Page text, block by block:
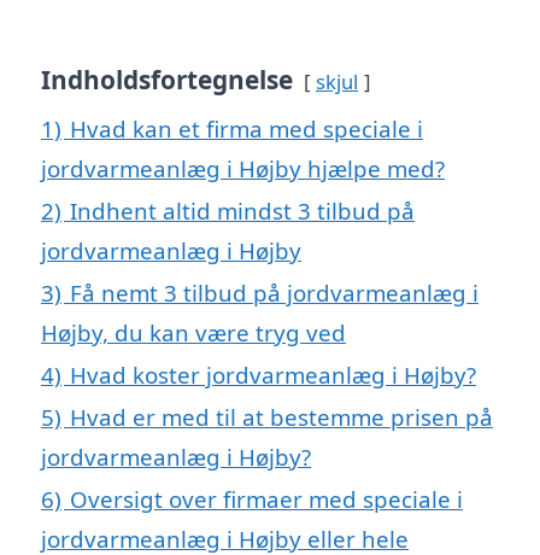
Indholdsfortegnelse skjul
1) Hvad kan et firma med speciale i
jordvarmeanlæg i Højby hjælpe med?
2) Indhent altid mindst 3 tilbud på
jordvarmeanlæg i Højby
3) Få nemt 3 tilbud på jordvarmeanlæg i
Højby, du kan være tryg ved
4) Hvad koster jordvarmeanlæg i Højby?
5) Hvad er med til at bestemme prisen på
jordvarmeanlæg i Højby?
6) Oversigt over firmaer med speciale i
jordvarmeanlæg i Højby eller hele